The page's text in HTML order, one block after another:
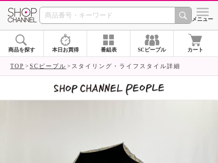
SHOP CHANNEL シメニュー
商品を探す 本日お買得 番組表 SCピープル カート
TOP SCピープル スタイリング・ライフスタイル詳細